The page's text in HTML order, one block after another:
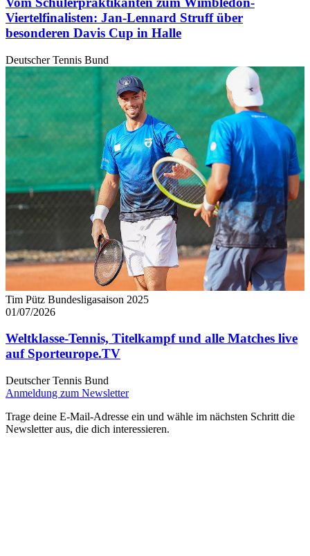
Viertelfinalisten: Jan-Lennard Struff über
besonderen Davis Cup in Halle
Deutscher Tennis Bund
Tim Pütz Bundesligasaison 2025
01/07/2026
Weltklasse-Tennis, Titelkampf und alle Matches live
auf Sporteurope.TV
Deutscher Tennis Bund
Anmeldung zum Newsletter
Trage deine E-Mail-Adresse ein und wähle im nächsten Schritt die
Newsletter aus, die dich interessieren.